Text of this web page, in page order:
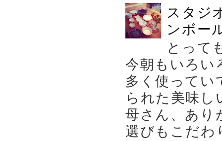
スタジ
ンボー
とって
今朝もいろい
多く使ってい
られた美味
母さん、あり
選びもこだ